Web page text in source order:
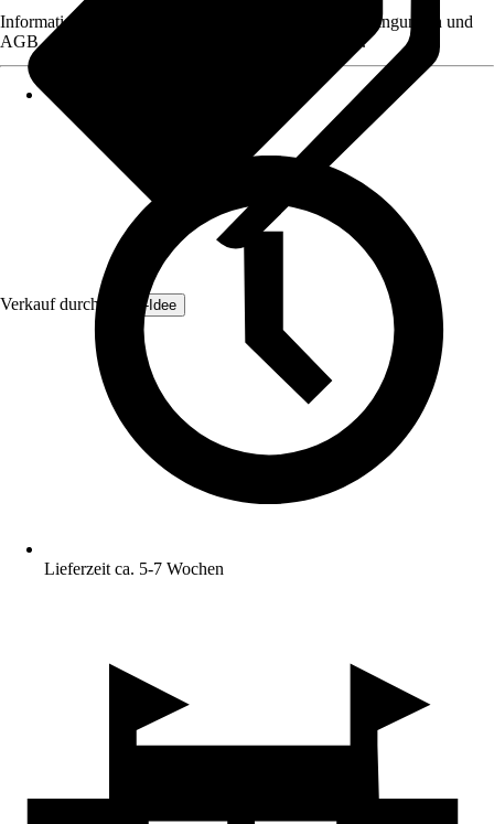
Verkauf durch: Zaun-Idee
Informationen des Verkäufers, wie z. B. Rückgabebedingungen und
AGB, finden Sie bei Klick auf den Verkäufernamen.
Lieferzeit ca. 5-7 Wochen